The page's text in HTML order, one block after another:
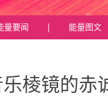
量要闻 | 能量图文
乐棱镜的